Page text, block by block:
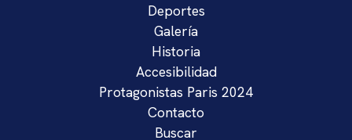
Deportes
Galería
Historia
Accesibilidad
Protagonistas Paris 2024
Contacto
Buscar